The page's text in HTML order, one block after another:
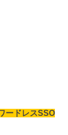
ードレスSSO